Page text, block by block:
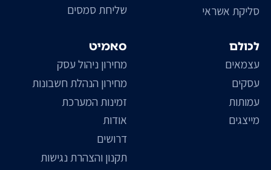
סאמיט
מחירון ניהול עסק
מחירון הנהלת חשבונות
זמינות המערכת
אודות
דרושים
תקנון והצהרת נגישות
שליחת סמסים
סליקת אשראי
לכולם
עצמאים
עסקים
עמותות
מייצגים